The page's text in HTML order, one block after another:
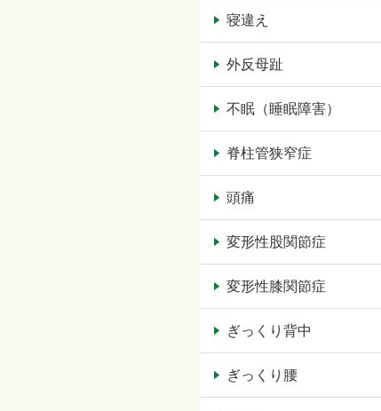
寝違え
外反母趾
不眠（睡眠障害）
脊柱管狭窄症
頭痛
変形性股関節症
変形性膝関節症
ぎっくり背中
ぎっくり腰